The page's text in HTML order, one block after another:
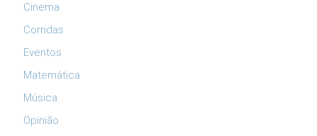
Cinema
Corridas
Eventos
Matemática
Música
Opinião